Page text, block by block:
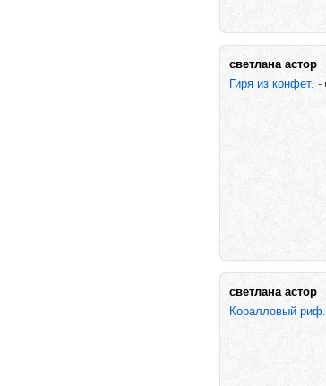
светлана астор
Гиря из конфет. -
светлана астор
Коралловый риф.